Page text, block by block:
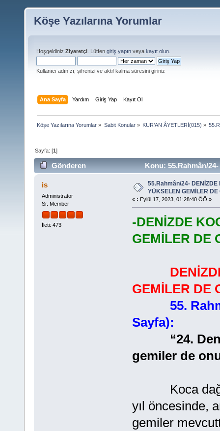
Köşe Yazılarına Yorumlar
Hoşgeldiniz Ziyaretçi . Lütfen giriş yapın veya kayıt olun
Kullanıcı adınızı, şifrenizi ve aktif kalma süresini giriniz
Ana Sayfa Yardım Giriş Yap Kayıt Ol
Köşe Yazılarına Yorumlar » Sabit Konular» KUR’AN ÂYETLERİ(015) »
Sayfa: [1]
Gönderen
Konu: 55.Rahmân/
NUNDUR (Okunma sayısı 17912 defa)
is
Administrator
Sr. Member
İleti: 473
55.Rahmân/24-
YÜKSELEN GEMİLER DE
« : Eylül 17, 2023, 01:28:40 ÖÖ »
-DENİZDE
GEMİLER DE
GEMİLER DE
55.
Sayfa):
“24.
gemiler de
Koca dağlar
yıl öncesinde,
gemiler